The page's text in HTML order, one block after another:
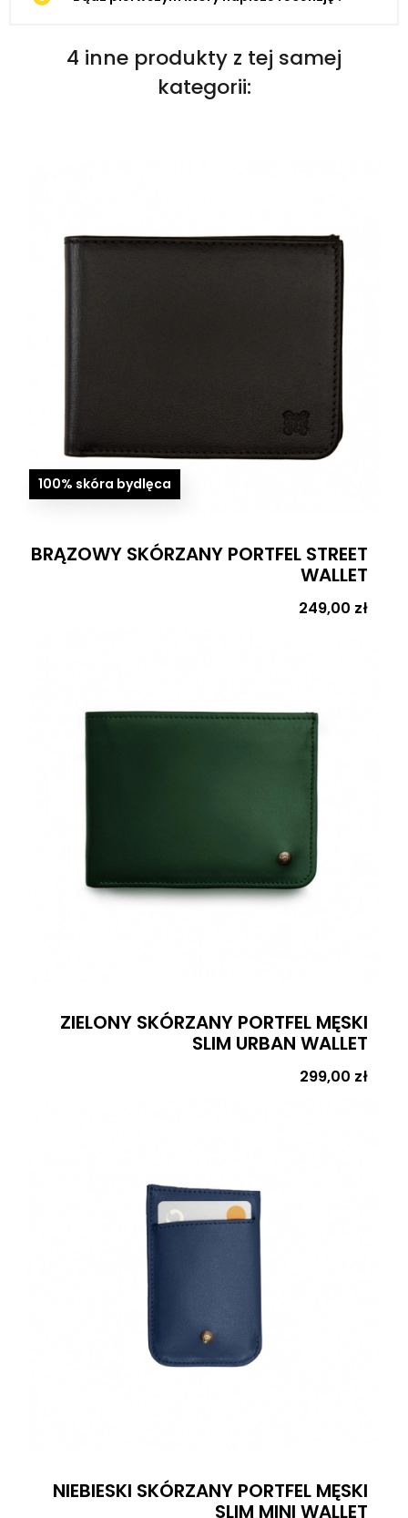
4 inne produkty z tej samej
kategorii:
100% skóra bydlęca
BRĄZOWY SKÓRZANY PORTFEL STREET
WALLET
Cena
249,00 zł
ZIELONY SKÓRZANY PORTFEL MĘSKI
SLIM URBAN WALLET
Cena
299,00 zł
NIEBIESKI SKÓRZANY PORTFEL MĘSKI
SLIM MINI WALLET